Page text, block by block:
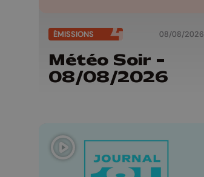
ÉMISSIONS 08/08/2026
Météo Soir -
08/08/2026